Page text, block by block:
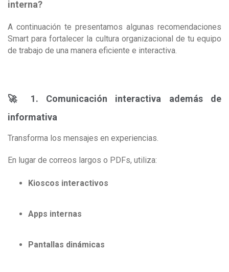
interna?
A continuación te presentamos algunas recomendaciones
Smart para fortalecer la cultura organizacional de tu equipo
de trabajo de una manera eficiente e interactiva.
🚀 1. Comunicación interactiva además de
informativa
Transforma los mensajes en experiencias.
En lugar de correos largos o PDFs, utiliza:
Kioscos interactivos
Apps internas
Pantallas dinámicas